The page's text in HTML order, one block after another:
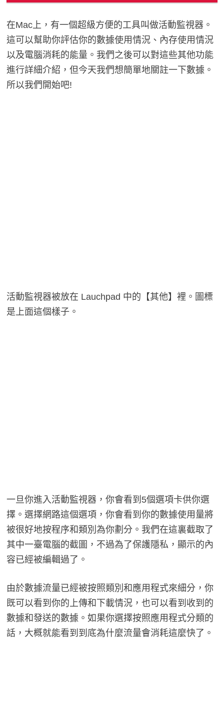
在Mac上，有一個超級方便的工具叫做活動監視器。
這可以幫助你評估你的數據使用情況、內存使用情況
以及電腦消耗的能量。我們之後可以對這些其他功能
進行詳細介紹，但今天我們想簡單地關註一下數據。
所以我們開始吧!
活動監視器被放在 Lauchpad 中的【其他】裡。圖標
是上面這個樣子。
一旦你進入活動監視器，你會看到5個選項卡供你選
擇。選擇網路這個選項，你會看到你的數據使用量將
被很好地按程序和類別為你劃分。我們在這裏截取了
其中一臺電腦的截圖，不過為了保護隱私，顯示的內
容已經被編輯過了。
由於數據流量已經被按照類別和應用程式來細分，你
既可以看到你的上傳和下載情況，也可以看到收到的
數據和發送的數據。如果你選擇按照應用程式分類的
話，大概就能看到到底為什麼流量會消耗這麼快了。